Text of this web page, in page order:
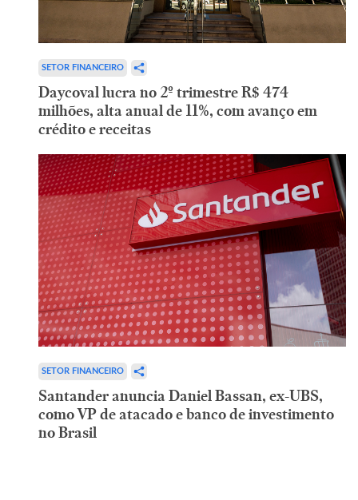
SETOR FINANCEIRO
Daycoval lucra no 2º trimestre R$ 474
milhões, alta anual de 11%, com avanço em
crédito e receitas
SETOR FINANCEIRO
Santander anuncia Daniel Bassan, ex-UBS,
como VP de atacado e banco de investimento
no Brasil